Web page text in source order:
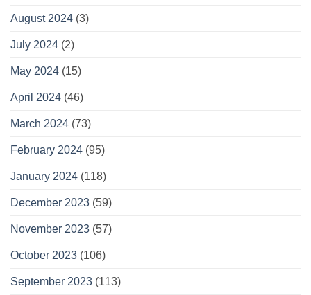
August 2024 (3)
July 2024 (2)
May 2024 (15)
April 2024 (46)
March 2024 (73)
February 2024 (95)
January 2024 (118)
December 2023 (59)
November 2023 (57)
October 2023 (106)
September 2023 (113)